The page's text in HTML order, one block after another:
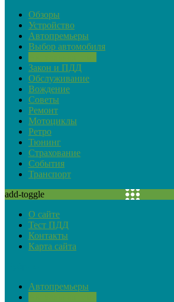
Обзоры
Устройство
Автопремьеры
Выбор автомобиля
Закон и ПДД
Обслуживание
Вождение
Советы
Ремонт
Мотоциклы
Ретро
Тюнинг
Страхование
События
Транспорт
add-toggle
О сайте
Тест ПДД
Контакты
Карта сайта
Автопремьеры